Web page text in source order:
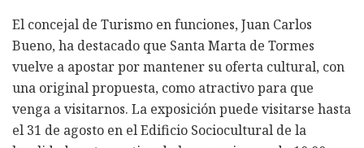
El concejal de Turismo en funciones, Juan Carlos
Bueno, ha destacado que Santa Marta de Tormes
vuelve a apostar por mantener su oferta cultural, con
una original propuesta, como atractivo para que
venga a visitarnos. La exposición puede visitarse hasta
el 31 de agosto en el Edificio Sociocultural de la